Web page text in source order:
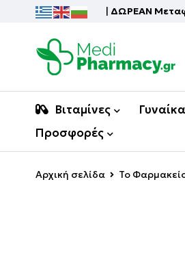
| ΔΩΡΕΑΝ
Βιταμίνες Γυναίκα
Προσφορές
Αρχική σελίδα Το